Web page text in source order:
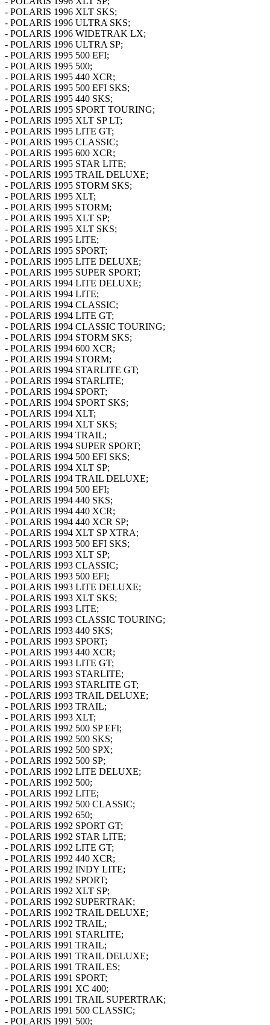
- POLARIS 1996 XLT SKS;
- POLARIS 1996 ULTRA SKS;
- POLARIS 1996 WIDETRAK LX;
- POLARIS 1996 ULTRA SP;
- POLARIS 1995 500 EFI;
- POLARIS 1995 500;
- POLARIS 1995 440 XCR;
- POLARIS 1995 500 EFI SKS;
- POLARIS 1995 440 SKS;
- POLARIS 1995 SPORT TOURING;
- POLARIS 1995 XLT SP LT;
- POLARIS 1995 LITE GT;
- POLARIS 1995 CLASSIC;
- POLARIS 1995 600 XCR;
- POLARIS 1995 STAR LITE;
- POLARIS 1995 TRAIL DELUXE;
- POLARIS 1995 STORM SKS;
- POLARIS 1995 XLT;
- POLARIS 1995 STORM;
- POLARIS 1995 XLT SP;
- POLARIS 1995 XLT SKS;
- POLARIS 1995 LITE;
- POLARIS 1995 SPORT;
- POLARIS 1995 LITE DELUXE;
- POLARIS 1995 SUPER SPORT;
- POLARIS 1994 LITE DELUXE;
- POLARIS 1994 LITE;
- POLARIS 1994 CLASSIC;
- POLARIS 1994 LITE GT;
- POLARIS 1994 CLASSIC TOURING;
- POLARIS 1994 STORM SKS;
- POLARIS 1994 600 XCR;
- POLARIS 1994 STORM;
- POLARIS 1994 STARLITE GT;
- POLARIS 1994 STARLITE;
- POLARIS 1994 SPORT;
- POLARIS 1994 SPORT SKS;
- POLARIS 1994 XLT;
- POLARIS 1994 XLT SKS;
- POLARIS 1994 TRAIL;
- POLARIS 1994 SUPER SPORT;
- POLARIS 1994 500 EFI SKS;
- POLARIS 1994 XLT SP;
- POLARIS 1994 TRAIL DELUXE;
- POLARIS 1994 500 EFI;
- POLARIS 1994 440 SKS;
- POLARIS 1994 440 XCR;
- POLARIS 1994 440 XCR SP;
- POLARIS 1994 XLT SP XTRA;
- POLARIS 1993 500 EFI SKS;
- POLARIS 1993 XLT SP;
- POLARIS 1993 CLASSIC;
- POLARIS 1993 500 EFI;
- POLARIS 1993 LITE DELUXE;
- POLARIS 1993 XLT SKS;
- POLARIS 1993 LITE;
- POLARIS 1993 CLASSIC TOURING;
- POLARIS 1993 440 SKS;
- POLARIS 1993 SPORT;
- POLARIS 1993 440 XCR;
- POLARIS 1993 LITE GT;
- POLARIS 1993 STARLITE;
- POLARIS 1993 STARLITE GT;
- POLARIS 1993 TRAIL DELUXE;
- POLARIS 1993 TRAIL;
- POLARIS 1993 XLT;
- POLARIS 1992 500 SP EFI;
- POLARIS 1992 500 SKS;
- POLARIS 1992 500 SPX;
- POLARIS 1992 500 SP;
- POLARIS 1992 LITE DELUXE;
- POLARIS 1992 500;
- POLARIS 1992 LITE;
- POLARIS 1992 500 CLASSIC;
- POLARIS 1992 650;
- POLARIS 1992 SPORT GT;
- POLARIS 1992 STAR LITE;
- POLARIS 1992 LITE GT;
- POLARIS 1992 440 XCR;
- POLARIS 1992 INDY LITE;
- POLARIS 1992 SPORT;
- POLARIS 1992 XLT SP;
- POLARIS 1992 SUPERTRAK;
- POLARIS 1992 TRAIL DELUXE;
- POLARIS 1992 TRAIL;
- POLARIS 1991 STARLITE;
- POLARIS 1991 TRAIL;
- POLARIS 1991 TRAIL DELUXE;
- POLARIS 1991 TRAIL ES;
- POLARIS 1991 SPORT;
- POLARIS 1991 XC 400;
- POLARIS 1991 TRAIL SUPERTRAK;
- POLARIS 1991 500 CLASSIC;
- POLARIS 1991 500;